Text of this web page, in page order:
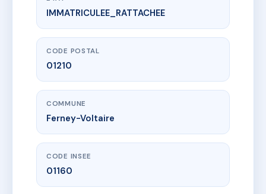
www.vme.plus/AC6580211
CARRE VOLTAIRE BAT C VOL.3
28 av voltaire01210 Ferney-Voltaire
IMMATRICULEE_RATTACHEE
CODE POSTAL
01210
COMMUNE
Ferney-Voltaire
CODE INSEE
01160